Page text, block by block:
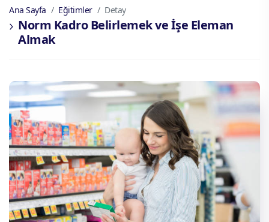
Norm Kadro Belirlemek ve İşe Eleman
Almak
Ana Sayfa Eğitimler Detay